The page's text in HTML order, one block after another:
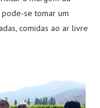
pode-se tomar um
comidas ao ar livre